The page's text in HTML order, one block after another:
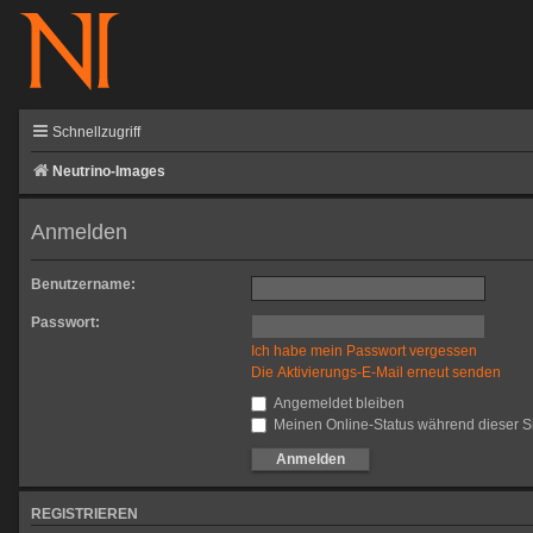
Schnellzugriff
Neutrino-Images
Anmelden
Benutzername:
Passwort:
Ich habe mein Passwort vergessen
Die Aktivierungs-E-Mail erneut senden
Angemeldet bleiben
Meinen Online-Status während dieser
REGISTRIEREN